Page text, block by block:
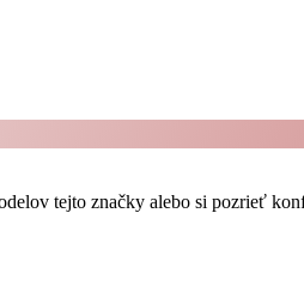
tejto značky alebo si pozrieť